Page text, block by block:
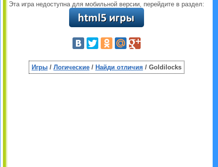
Эта игра недоступна для мобильной версии, перейдите в раздел:
Игры/ Логические/ Найди отличия / Goldilocks